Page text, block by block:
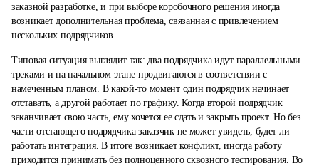
заказной разработке, и при выборе коробочного решения иногда
возникает дополнительная проблема, связанная с привлечением
нескольких подрядчиков.
Типовая ситуация выглядит так: два подрядчика идут параллельными
треками и на начальном этапе продвигаются в соответствии с
намеченным планом. В какой-то момент один подрядчик начинает
отставать, а другой работает по графику. Когда второй подрядчик
заканчивает свою часть, ему хочется ее сдать и закрыть проект. Но без
части отстающего подрядчика заказчик не может увидеть, будет ли
работать интеграция. В итоге возникает конфликт, иногда работу
приходится принимать без полноценного сквозного тестирования. Во